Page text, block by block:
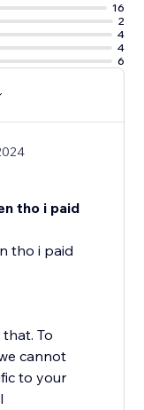
16
2
4
4
6
tho i paid
tho i paid
To
cannot
to your